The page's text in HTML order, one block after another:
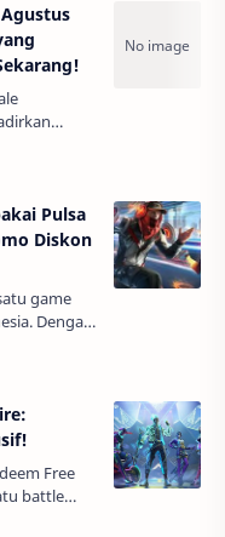
klaim
Pulsa
Diskon
game
Dengan
Free
battle
terus